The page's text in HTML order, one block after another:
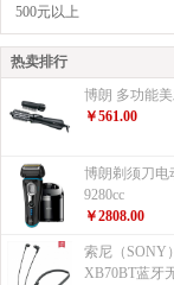
500元以上
热卖排行
博朗 多功能
￥561.00
博朗剃须刀电
9280cc
￥2808.00
索尼（SONY
XB70BT蓝牙